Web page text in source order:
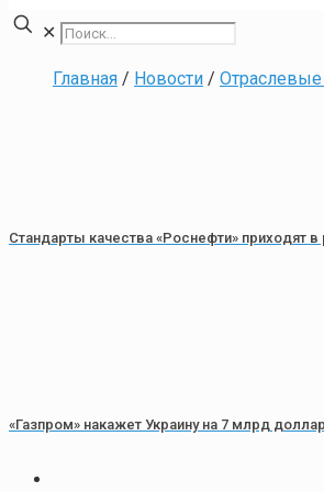
✕
Главная / Новости / Отраслевые
Стандарты качества «Роснефти» приходят
«Газпром» накажет Украину на 7 млрд